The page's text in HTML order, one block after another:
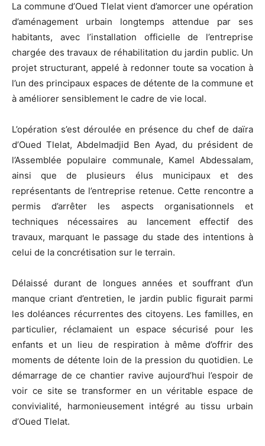
La commune d’Oued Tlelat vient d’amorcer une opération
d’aménagement urbain longtemps attendue par ses
habitants, avec l’installation officielle de l’entreprise
chargée des travaux de réhabilitation du jardin public. Un
projet structurant, appelé à redonner toute sa vocation à
l’un des principaux espaces de détente de la commune et
à améliorer sensiblement le cadre de vie local.
L’opération s’est déroulée en présence du chef de daïra
d’Oued Tlelat, Abdelmadjid Ben Ayad, du président de
l’Assemblée populaire communale, Kamel Abdessalam,
ainsi que de plusieurs élus municipaux et des
représentants de l’entreprise retenue. Cette rencontre a
permis d’arrêter les aspects organisationnels et
techniques nécessaires au lancement effectif des
travaux, marquant le passage du stade des intentions à
celui de la concrétisation sur le terrain.
Délaissé durant de longues années et souffrant d’un
manque criant d’entretien, le jardin public figurait parmi
les doléances récurrentes des citoyens. Les familles, en
particulier, réclamaient un espace sécurisé pour les
enfants et un lieu de respiration à même d’offrir des
moments de détente loin de la pression du quotidien. Le
démarrage de ce chantier ravive aujourd’hui l’espoir de
voir ce site se transformer en un véritable espace de
convivialité, harmonieusement intégré au tissu urbain
d’Oued Tlelat.